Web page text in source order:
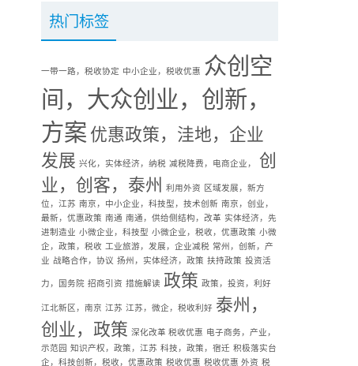
热门标签
一带一路，税收协定 中小企业，税收优惠 众创空
间，大众创业，创新，
方案 优惠政策，洼地，企业
发展 兴化，实体经济，纳税 减税降费，电商企业，
创
业，创客，泰州
利用外资 区域发展，新方
位，江苏 南京，中小企业，科技型，技术创新 南京，创业，
最新，优惠政策 南通 南通，供给侧结构，改革 实体经济，先
进制造业 小微企业，科技型 小微企业，税收，优惠政策 小微
企，政策，税收 工业旅游，发展，企业减税 常州，创新，产
业 战略合作，协议 扬州，实体经济，政策 扶持政策 投资活
力，国务院 招商引资 措施解读 政策 政策，投资，利好
江北新区，南京 江苏 江苏，微企，税收利好 泰州，
创业，政策 深化改革 税收优惠 电子商务，产业，
示范园 知识产权，政策，江苏 科技，政策，宿迁 积极落实台
企，科技创新，税收，优惠政策 税收优惠 税收优惠 外资 税